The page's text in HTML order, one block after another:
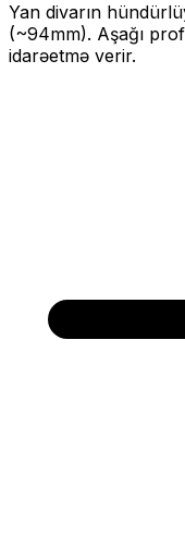
Yan divarın
(~94mm). Aşağı
idarəetmə verir.